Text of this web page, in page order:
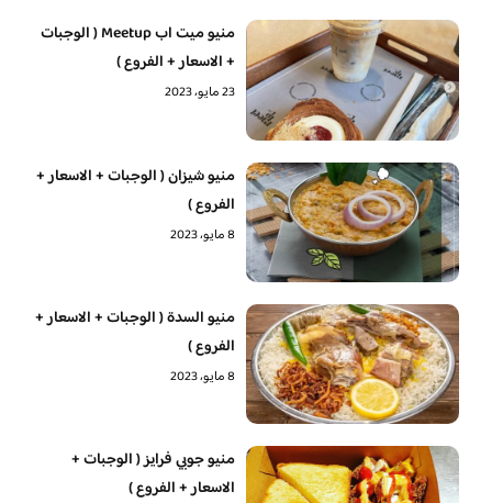
منيو ميت اب Meetup ( الوجبات
+ الاسعار + الفروع )
23 مايو، 2023
منيو شيزان ( الوجبات + الاسعار +
الفروع )
8 مايو، 2023
منيو السدة ( الوجبات + الاسعار +
الفروع )
8 مايو، 2023
منيو جوبي فرايز ( الوجبات +
الاسعار + الفروع )